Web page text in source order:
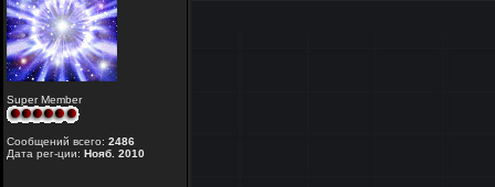
Super Member
Сообщений всего: 2486
Дата рег-ции: Нояб. 2010